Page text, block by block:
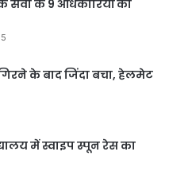
सेवा के 9 अधिकारियों का
के बाद जिंदा बचा, हेलमेट
में स्वाइप स्पून रेस का